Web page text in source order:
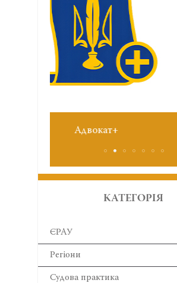
№6 червень 2026
КАТЕГОРІЯ
ЄРАУ
Регіони
Cудова практика